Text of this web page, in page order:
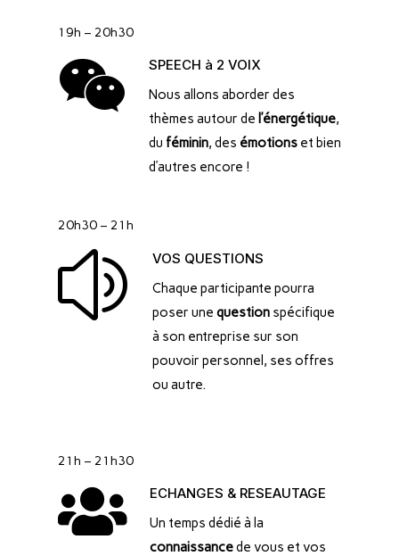
19h – 20h30
 SPEECH à 2 VOIX
Nous allons aborder des
thèmes autour de l’énergétique,
du féminin, des émotionset bien
d’autres encore !
20h30 – 21h
z VOS QUESTIONS
Chaque participante pourra
poser une questionspécifique
à son entreprise sur son
pouvoir personnel, ses offres
ou autre.
21h – 21h30
 ECHANGES & RESEAUTAGE
Un temps dédié à la
connaissancede vous et vos